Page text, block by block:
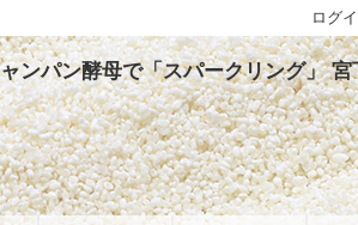
ンパン酵母で「スパークリング」
ログ